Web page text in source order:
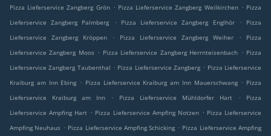
Pizza Lieferservice Zangberg Grön . Pizza Lieferservice Zangberg Weilkirchen . Pizza
Lieferservice Zangberg Palmberg
. Pizza Lieferservice Zangberg Englhör .
Pizza
Lieferservice Zangberg Kröppen
. Pizza Lieferservice Zangberg Weiher .
Pizza
Lieferservice Zangberg Moos . Pizza Lieferservice Zangberg Herrnteisenbach . Pizza
Lieferservice Zangberg Taubenthal . Pizza Lieferservice Zangberg . Pizza Lieferservice
Kraiburg am Inn Ebing . Pizza Lieferservice Kraiburg am Inn Mauerschwang . Pizza
Lieferservice Kraiburg am Inn
. Pizza Lieferservice Mühldorfer Hart .
Pizza
Lieferservice Ampfing Hart . Pizza Lieferservice Ampfing Notzen . Pizza Lieferservice
Ampfing Neuhaus . Pizza Lieferservice Ampfing Schicking . Pizza Lieferservice Ampfing